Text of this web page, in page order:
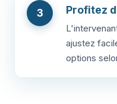
3 Profitez
ajustez
options